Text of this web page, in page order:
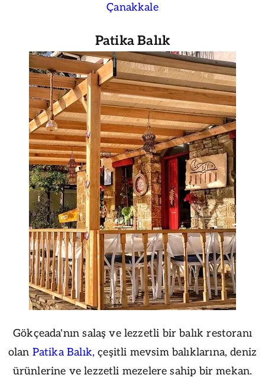
Çanakkale
Patika Balık
Gökçeada'nın salaş ve lezzetli bir balık restoranı
olan Patika Balık, çeşitli mevsim balıklarına, deniz
ürünlerine ve lezzetli mezelere sahip bir mekan.